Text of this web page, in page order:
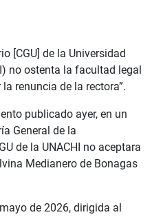
[CGU] de la Universidad
no ostenta la facultad legal
renuncia de la rectora”.
publicado ayer, en un
General de la
de la UNACHI no aceptara
Medianero de Bonagas
de 2026, dirigida al